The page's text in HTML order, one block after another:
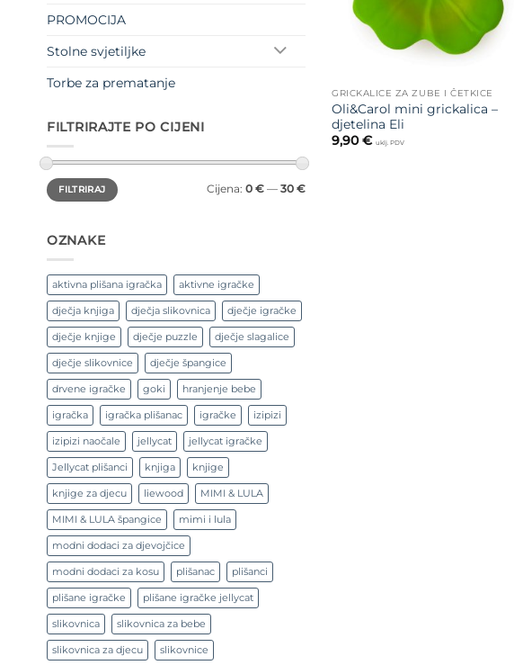
PROMOCIJA
Stolne svjetiljke
Torbe za prematanje
FILTRIRAJTE PO CIJENI
Min
cijena
Maks
cijenaFILTRIRAJ Cijena: 0 €— 30 €
OZNAKE
aktivna plišana igračka aktivne igračke
dječja knjiga dječja slikovnica dječje igračke
dječje knjige dječje puzzle dječje slagalice
dječje slikovnice dječje špangice
drvene igračke goki hranjenje bebe
igračka igračka plišanac igračke izipizi
izipizi naočale jellycat jellycat igračke
Jellycat plišanci knjiga knjige
knjige za djecu liewood MIMI & LULA
MIMI & LULA špangice mimi i lula
modni dodaci za djevojčice
modni dodaci za kosu plišanac plišanci
plišane igračke plišane igračke jellycat
slikovnica slikovnica za bebe
slikovnica za djecu slikovnice
GRICKALICE ZA ZUBE I ČETKICE
Oli&Carol mini grickalica –
djetelina Eli
9,90€ uklj. PDV